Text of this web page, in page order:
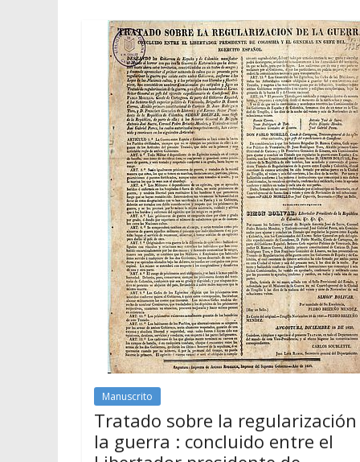
Manuscrito
Tratado sobre la
la guerra : concluido entre el